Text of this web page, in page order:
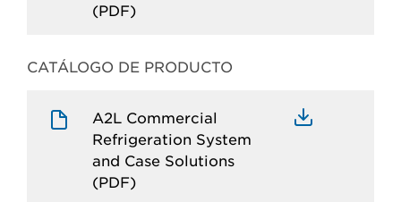
(PDF)
CATÁLOGO DE PRODUCTO
A2L Commercial
Refrigeration System
and Case Solutions
(PDF)